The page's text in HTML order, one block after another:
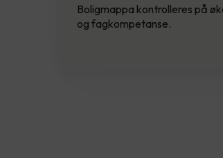
Boligmappa kontrolleres på
og fagkompetanse.